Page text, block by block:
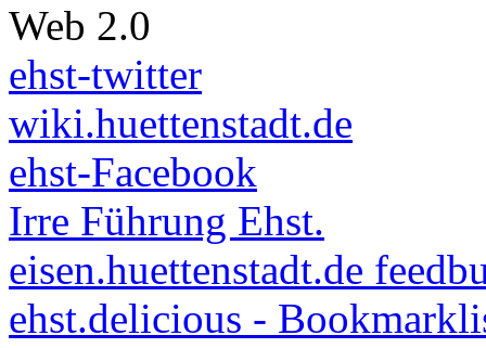
Web 2.0
ehst-twitter
wiki.huettenstadt.de
ehst-Facebook
Irre Führung Ehst.
eisen.huettenstadt.de
ehst.delicious -